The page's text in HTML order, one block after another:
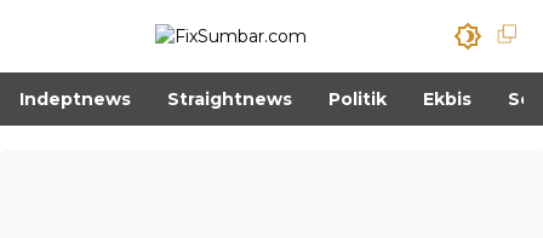
Indeptnews Straightnews Politik Ekbis